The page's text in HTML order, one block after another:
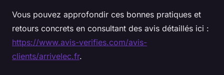
Vous pouvez approfondir ces bonnes pratiques et
retours concrets en consultant des avis détaillés ici :
https://www.avis-verifies.com/avis-
clients/arrivelec.fr.